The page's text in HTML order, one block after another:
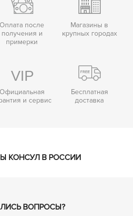
Оплата после
получения и
примерки
Магазины в
крупных городах
Официальная
и сервис
Бесплатная
доставка
КОНСУЛ В РОССИИ
ВОПРОСЫ?